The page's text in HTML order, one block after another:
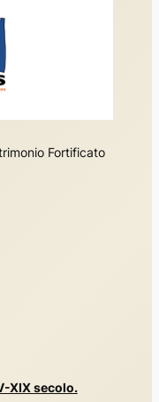
Fortificato
XIX secolo.